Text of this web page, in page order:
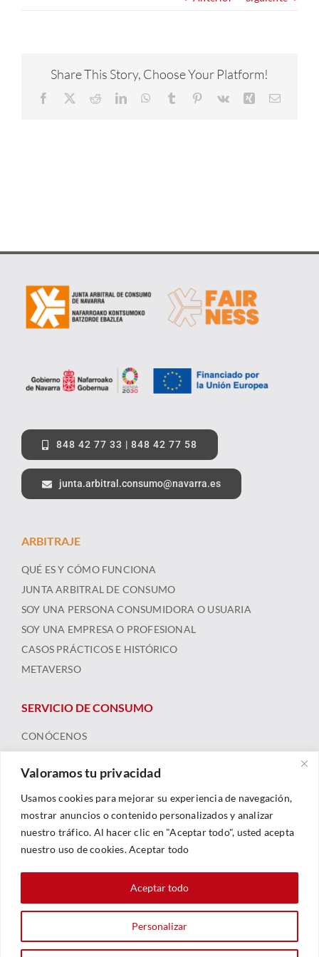
Valoramos tu privacidad
Usamos cookies para mejorar su experiencia de navegación,
mostrar anuncios o contenido personalizados y analizar
nuestro tráfico. Al hacer clic en "Aceptar todo", usted acepta
nuestro uso de cookies. Aceptar todo
Personalizar
Aceptar todo
CONTACTA
Share This Story, Choose Your Platform!
Facebook RedditLinkedInWhatsApp
Tumblr Pinterest
Vk Xing Correo
848 42 77 33 | 848 42 77 58
junta.arbitral.consumo@navarra.es
ARBITRAJE
QUÉ ES Y CÓMO FUNCIONA
JUNTA ARBITRAL DE CONSUMO
SOY UNA PERSONA CONSUMIDORA O USUARIA
SOY UNA EMPRESA O PROFESIONAL
CASOS PRÁCTICOS E HISTÓRICO
METAVERSO
SERVICIO DE CONSUMO
CONÓCENOS
FORMACIÓN Y RECURSOS
NOTICIAS
Política De Privacidad|Política De Cookies
Sarhe Consultoría